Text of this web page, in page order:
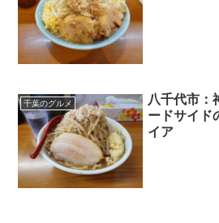
千葉のグルメ
八千代市：
ードサイド
イア